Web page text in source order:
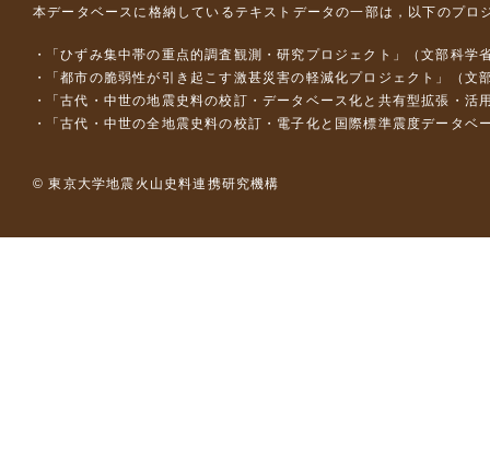
本データベースに格納しているテキストデータの一部は，以下のプロ
「ひずみ集中帯の重点的調査観測・研究プロジェクト」（文部科
「都市の脆弱性が引き起こす激甚災害の軽減化プロジェクト」（
「古代・中世の地震史料の校訂・データベース化と共有型拡張・
「古代・中世の全地震史料の校訂・電子化と国際標準震度データ
© 東京大学地震火山史料連携研究機構